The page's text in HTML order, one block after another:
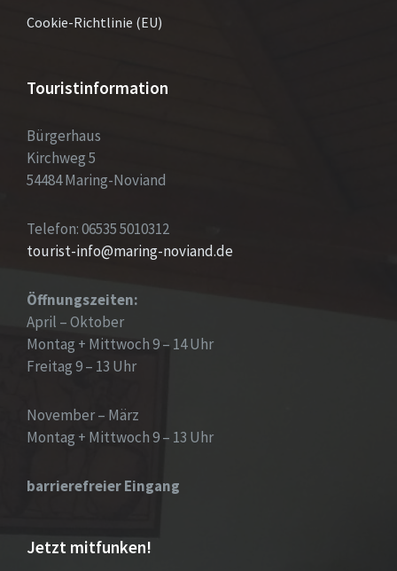
Cookie-Richtlinie (EU)
Touristinformation
Bürgerhaus
Kirchweg 5
54484 Maring-Noviand
Telefon: 06535 5010312
tourist-info@maring-noviand.de
Öffnungszeiten:
April – Oktober
Montag + Mittwoch 9 – 14 Uhr
Freitag 9 – 13 Uhr
November – März
Montag + Mittwoch 9 – 13 Uhr
barrierefreier Eingang
Jetzt mitfunken!